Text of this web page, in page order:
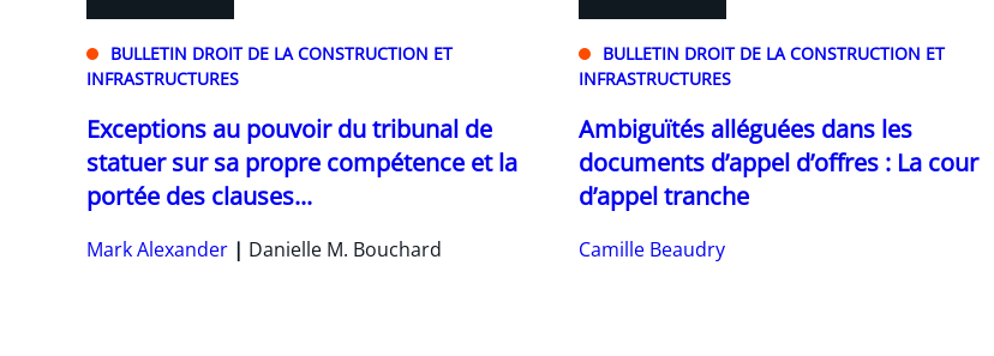
BULLETIN DROIT DE LA CONSTRUCTION ET
INFRASTRUCTURES
Exceptions au pouvoir du tribunal de
statuer sur sa propre compétence et la
portée des clauses...
Mark Alexander Danielle M. Bouchard
BULLETIN DROIT DE LA CONSTRUCTION ET
INFRASTRUCTURES
Ambiguïtés alléguées dans les
documents d’appel d’offres : La cour
d’appel tranche
Camille Beaudry